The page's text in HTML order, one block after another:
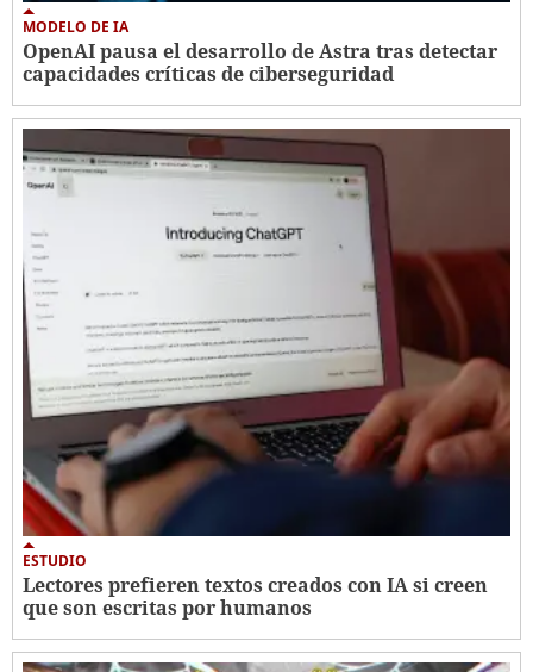
MODELO DE IA
OpenAI pausa el desarrollo de Astra tras detectar
capacidades críticas de ciberseguridad
ESTUDIO
Lectores prefieren textos creados con IA si creen
que son escritas por humanos